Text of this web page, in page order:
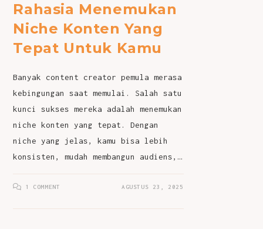
Rahasia Menemukan
Niche Konten Yang
Tepat Untuk Kamu
Banyak content creator pemula merasa
kebingungan saat memulai. Salah satu
kunci sukses mereka adalah menemukan
niche konten yang tepat. Dengan
niche yang jelas, kamu bisa lebih
konsisten, mudah membangun audiens,…
1 COMMENT AGUSTUS 23, 2025